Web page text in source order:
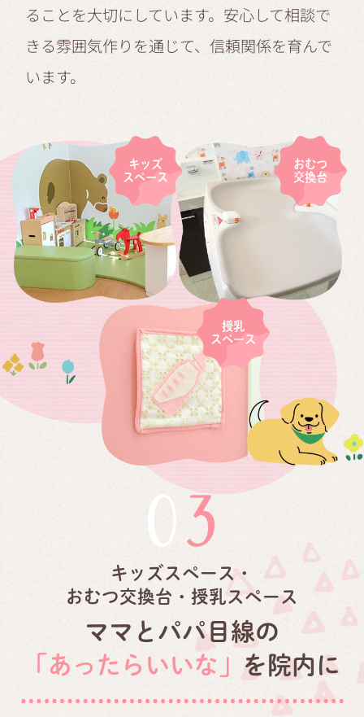
ることを大切にしています。安心して相談で
きる雰囲気作りを通じて、信頼関係を育んで
います。
キッズ
スペース
おむつ
交換台
授乳
スペース
03
キッズスペース・
おむつ交換台・授乳スペース
ママとパパ目線の
「あったらいいな」 を院内に